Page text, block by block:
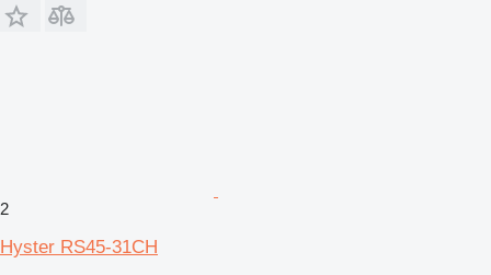
2
Hyster RS45-31CH